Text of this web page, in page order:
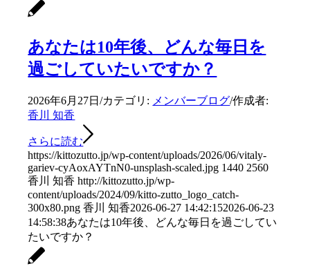
あなたは10年後、どんな毎日を
過ごしていたいですか？
2026年6月27日/カテゴリ: メンバーブログ/作成者:
香川 知香
さらに読む
https://kittozutto.jp/wp-content/uploads/2026/06/vitaly-
gariev-cyAoxAYTnN0-unsplash-scaled.jpg 1440 2560
香川 知香 http://kittozutto.jp/wp-
content/uploads/2024/09/kitto-zutto_logo_catch-
300x80.png 香川 知香2026-06-27 14:42:152026-06-23
14:58:38あなたは10年後、どんな毎日を過ごしてい
たいですか？